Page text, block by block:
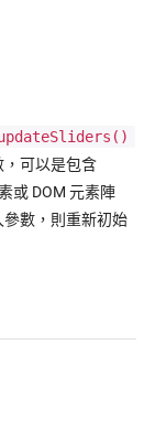
可以是包含
或 DOM 元素陣
數，則重新初始